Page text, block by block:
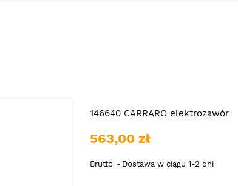
146640 CARRARO elektrozawór
563,00 zł
Brutto Dostawa w ciągu 1-2 dni